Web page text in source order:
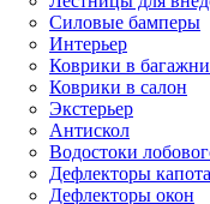
Силовые бамперы
Интерьер
Коврики в
Коврики в салон
Экстерьер
Антискол
Водостоки
Дефлекторы капота
Дефлекторы окон